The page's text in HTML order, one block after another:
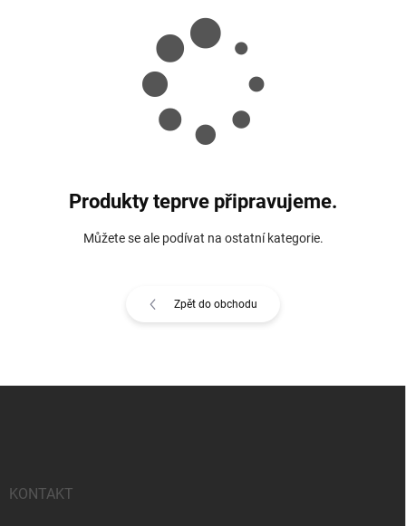
Produkty teprve připravujeme.
Můžete se ale podívat na ostatní kategorie.
Zpět do obchodu
KONTAKT